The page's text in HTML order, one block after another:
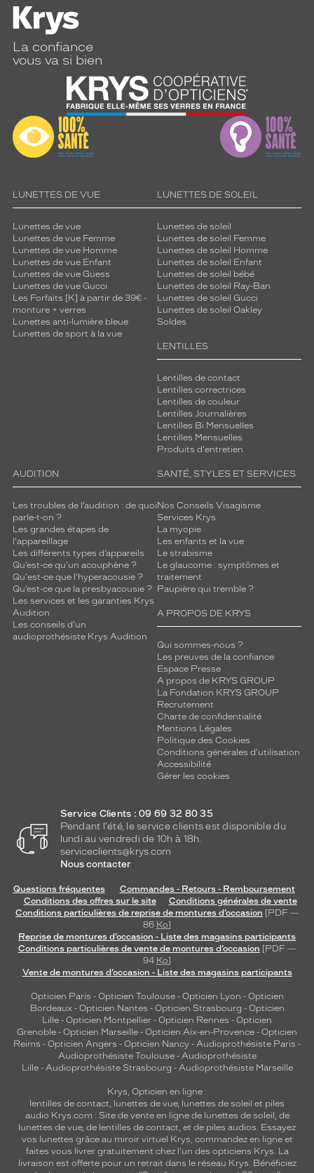
La confiance
vous va si bien
LUNETTES DE VUE
Lunettes de vue
Lunettes de vue Femme
Lunettes de vue Homme
Lunettes de vue Enfant
Lunettes de vue Guess
Lunettes de vue Gucci
Les Forfaits [K] à partir de 39€ -
monture + verres
Lunettes anti-lumière bleue
Lunettes de sport à la vue
LUNETTES DE SOLEIL
Lunettes de soleil
Lunettes de soleil Femme
Lunettes de soleil Homme
Lunettes de soleil Enfant
Lunettes de soleil bébé
Lunettes de soleil Ray-Ban
Lunettes de soleil Gucci
Lunettes de soleil Oakley
Soldes
LENTILLES
Lentilles de contact
Lentilles correctrices
Lentilles de couleur
Lentilles Journalières
Lentilles Bi Mensuelles
Lentilles Mensuelles
Produits d'entretien
AUDITION
Les troubles de l’audition : de quoi
parle-t-on ?
Les grandes étapes de
l'appareillage
Les différents types d’appareils
Qu’est-ce qu'un acouphène ?
Qu'est-ce que l'hyperacousie ?
Qu’est-ce que la presbyacousie ?
Les services et les garanties Krys
Audition
Les conseils d'un
audioprothésiste Krys Audition
SANTÉ, STYLES ET SERVICES
Nos Conseils Visagisme
Services Krys
La myopie
Les enfants et la vue
Le strabisme
Le glaucome : symptômes et
traitement
Paupière qui tremble ?
A PROPOS DE KRYS
Qui sommes-nous ?
Les preuves de la confiance
Espace Presse
A propos de KRYS GROUP
La Fondation KRYS GROUP
Recrutement
Charte de confidentialité
Mentions Légales
Politique des Cookies
Conditions générales d'utilisation
Accessibilité
Gérer les cookies
Service Clients : 09 69 32 80 35
Pendant l'été, le service clients est disponible du
lundi au vendredi de 10h à 18h.
serviceclients@krys.com
Nous contacter
Questions fréquentes
Commandes - Retours - Remboursement
Conditions des offres sur le site
Conditions générales de vente
Conditions particulières de reprise de montures d’occasion [PDF —
86 Ko]
Reprise de montures d’occasion - Liste des magasins participants
Conditions particulières de vente de montures d’occasion [PDF —
94 Ko]
Vente de montures d’occasion - Liste des magasins participants
Opticien Paris - Opticien Toulouse- Opticien Lyon - Opticien
Bordeaux- Opticien Nantes - Opticien Strasbourg - Opticien
Lille - Opticien Montpellier - Opticien Rennes - Opticien
Grenoble - Opticien Marseille - Opticien Aix-en-Provence - Opticien
Reims - Opticien Angers - Opticien Nancy - Audioprothésiste Paris -
Audioprothésiste Toulouse- Audioprothésiste
Lille- Audioprothésiste Strasbourg - Audioprothésiste Marseille
Krys, Opticien en ligne :
lentilles de contact lunettes de vue, lunettes de soleil et piles
audio Krys.com : Site de vente en ligne de lunettes de soleil, de
lunettes de vue, de lentilles de contact , et de piles audios. Essayez
vos lunettes grâce au miroir virtuel Krys, commandez en ligne et
faites vous livrer gratuitement chez l'un des opticiens Krys. La
livraison est offerte pour un retrait dans le réseau Krys. Bénéficiez